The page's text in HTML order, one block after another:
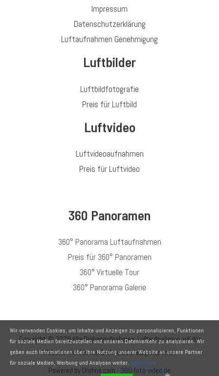
Impressum
Datenschutzerklärung
Luftaufnahmen Genehmigung
Luftbilder
Luftbildfotografie
Preis für Luftbild
Luftvideo
Luftvideoaufnahmen
Preis für Luftvideo
360 Panoramen
360° Panorama Luftaufnahmen
Preis für 360° Panoramen
360° Virtuelle Tour
360° Panorama Galerie
Copyright © 2026 Alle Drohnenufnahmen, Luftaufnahmen auf der
Website wurden von Drohne.cam aufgenommen.
Powered by Drohne.cam - 360-foto-video.de
Wir verwenden Cookies, um Inhalte und Anzeigen zu personalisieren, Funktionen
für soziale Medien bereitzustellen und unseren Datenverkehr zu analysieren. Wir
geben auch Informationen über Ihre Nutzung unserer Website an unsere Partner
für soziale Medien, Werbung und Analysen weiter. View more